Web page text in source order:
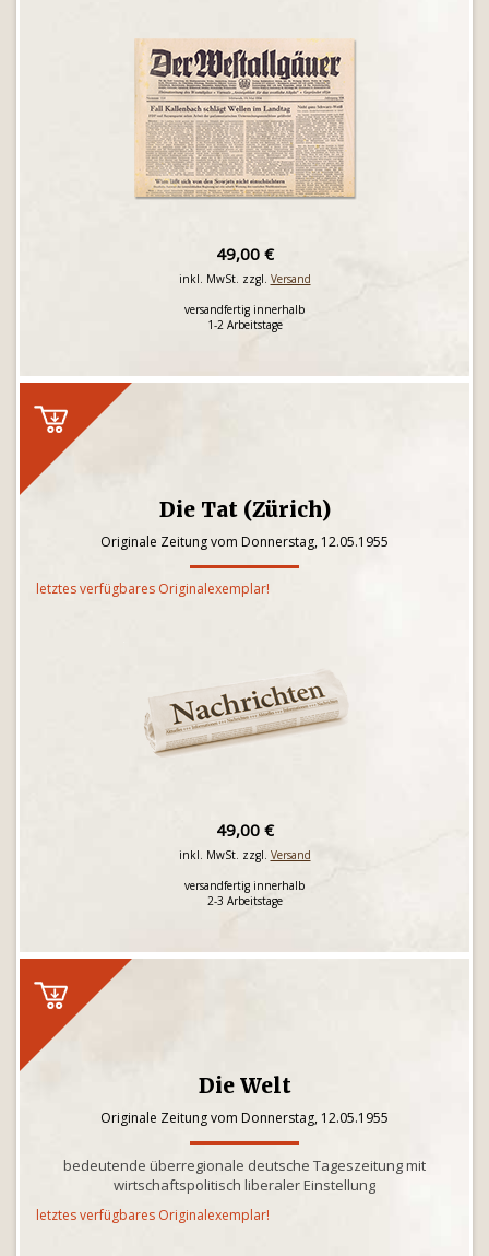
49,00 €
inkl. MwSt. zzgl. Versand
versandfertig innerhalb
1-2 Arbeitstage
Die Tat (Zürich)
Originale Zeitung vom Donnerstag, 12.05.1955
letztes verfügbares Originalexemplar!
49,00 €
inkl. MwSt. zzgl. Versand
versandfertig innerhalb
2-3 Arbeitstage
Die Welt
Originale Zeitung vom Donnerstag, 12.05.1955
bedeutende überregionale deutsche Tageszeitung mit
wirtschaftspolitisch liberaler Einstellung
letztes verfügbares Originalexemplar!